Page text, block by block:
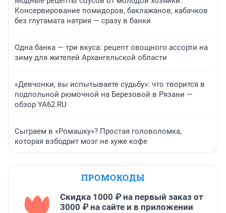
Консервирование помидоров, баклажанов, кабачков
без глутамата натрия — сразу в банки
Одна банка — три вкуса: рецепт овощного ассорти на
зиму для жителей Архангельской области
«Девчонки, вы испытываете судьбу»: что творится в
подпольной рюмочной на Березовой в Рязани —
обзор YA62.RU
Сыграем в «Ромашку»? Простая головоломка,
которая взбодрит мозг не хуже кофе
ПРОМОКОДЫ
Скидка 1000 ₽ на первый заказ от
3000 ₽ на сайте и в приложении